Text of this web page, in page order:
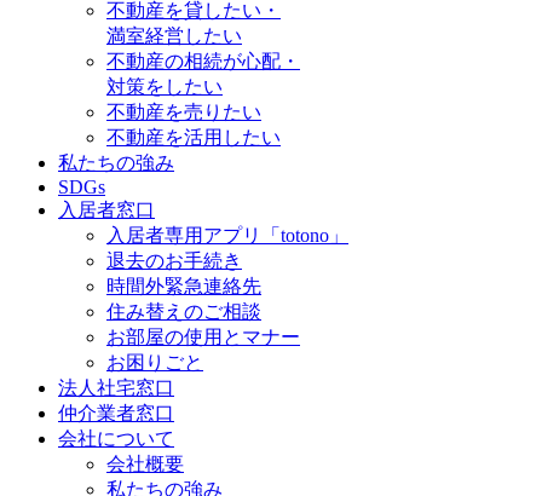
不動産を貸したい・
満室経営したい
不動産の相続が心配・
対策をしたい
不動産を売りたい
不動産を活用したい
私たちの強み
SDGs
入居者窓口
入居者専用アプリ「totono」
退去のお手続き
時間外緊急連絡先
住み替えのご相談
お部屋の使用とマナー
お困りごと
法人社宅窓口
仲介業者窓口
会社について
会社概要
私たちの強み